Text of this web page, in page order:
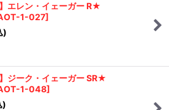
】エレン・イェーガー R★
1-027]
)
】ジーク・イェーガー SR★
1-048]
)